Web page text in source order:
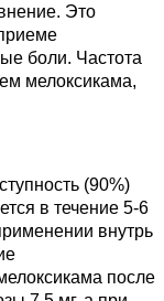
Это
боли. Частота
мелоксикама,
(90%)
в течение 5-6
внутрь
после